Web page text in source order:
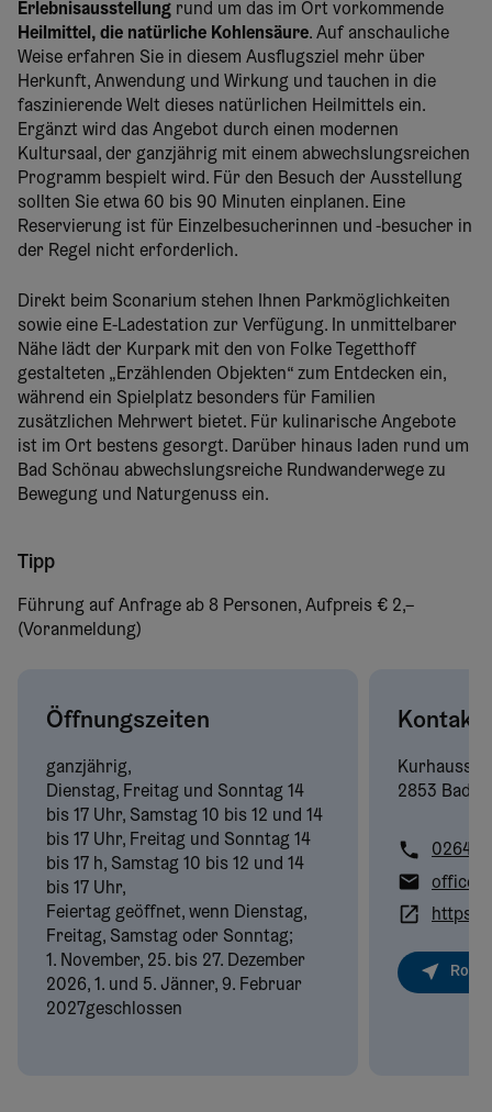
Erlebnisausstellung rund um das im Ort vorkommende
Heilmittel, die natürliche Kohlensäure. Auf anschauliche
Weise erfahren Sie in diesem Ausflugsziel mehr über
Herkunft, Anwendung und Wirkung und tauchen in die
faszinierende Welt dieses natürlichen Heilmittels ein.
Ergänzt wird das Angebot durch einen modernen
Kultursaal, der ganzjährig mit einem abwechslungsreichen
Programm bespielt wird. Für den Besuch der Ausstellung
sollten Sie etwa 60 bis 90 Minuten einplanen. Eine
Reservierung ist für Einzelbesucherinnen und -besucher in
der Regel nicht erforderlich.
Direkt beim Sconarium stehen Ihnen Parkmöglichkeiten
sowie eine E-Ladestation zur Verfügung. In unmittelbarer
Nähe lädt der Kurpark mit den von Folke Tegetthoff
gestalteten „Erzählenden Objekten“ zum Entdecken ein,
während ein Spielplatz besonders für Familien
zusätzlichen Mehrwert bietet. Für kulinarische Angebote
ist im Ort bestens gesorgt. Darüber hinaus laden rund um
Bad Schönau abwechslungsreiche Rundwanderwege zu
Bewegung und Naturgenuss ein.
Tipp
Führung auf Anfrage ab 8 Personen, Aufpreis € 2,–
(Voranmeldung)
Öffnungszeiten
ganzjährig,
Dienstag, Freitag und Sonntag 14
bis 17 Uhr, Samstag 10 bis 12 und 14
bis 17 Uhr, Freitag und Sonntag 14
bis 17 h, Samstag 10 bis 12 und 14
bis 17 Uhr,
Feiertag geöffnet, wenn Dienstag,
Freitag, Samstag oder Sonntag;
1. November, 25. bis 27. Dezember
2026, 1. und 5. Jänner, 9. Februar
2027geschlossen
Kontakt
2853 Bad
02646/
https://